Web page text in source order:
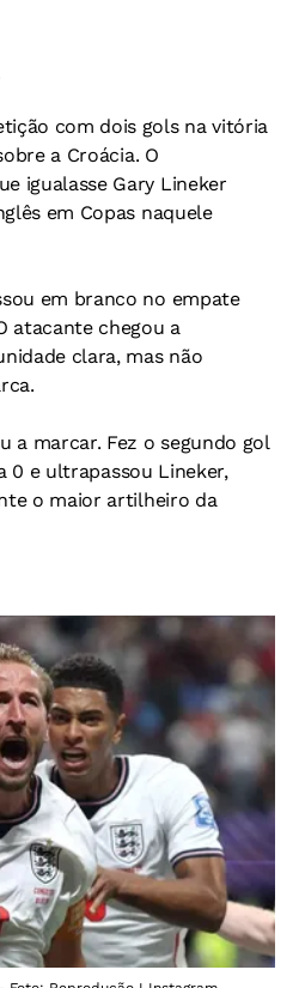
com dois gols na vitória
a Croácia. O
igualasse Gary Lineker
em Copas naquele
em branco no empate
atacante chegou a
clara, mas não
a marcar. Fez o segundo gol
0 e ultrapassou Lineker,
o maior artilheiro da